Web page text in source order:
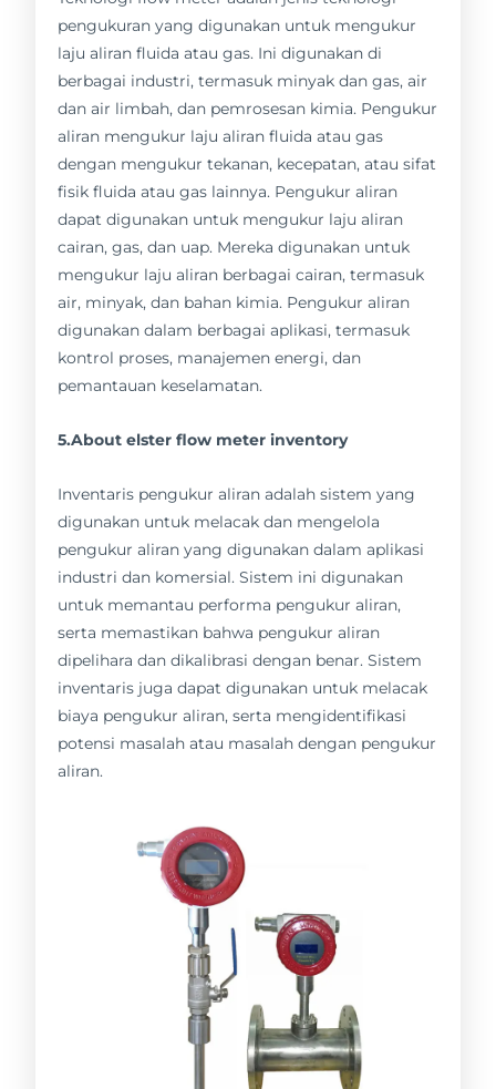
pengukuran yang digunakan untuk mengukur
laju aliran fluida atau gas. Ini digunakan di
berbagai industri, termasuk minyak dan gas, air
dan air limbah, dan pemrosesan kimia. Pengukur
aliran mengukur laju aliran fluida atau gas
dengan mengukur tekanan, kecepatan, atau sifat
fisik fluida atau gas lainnya. Pengukur aliran
dapat digunakan untuk mengukur laju aliran
cairan, gas, dan uap. Mereka digunakan untuk
mengukur laju aliran berbagai cairan, termasuk
air, minyak, dan bahan kimia. Pengukur aliran
digunakan dalam berbagai aplikasi, termasuk
kontrol proses, manajemen energi, dan
pemantauan keselamatan.
5.About elster flow meter inventory
Inventaris pengukur aliran adalah sistem yang
digunakan untuk melacak dan mengelola
pengukur aliran yang digunakan dalam aplikasi
industri dan komersial. Sistem ini digunakan
untuk memantau performa pengukur aliran,
serta memastikan bahwa pengukur aliran
dipelihara dan dikalibrasi dengan benar. Sistem
inventaris juga dapat digunakan untuk melacak
biaya pengukur aliran, serta mengidentifikasi
potensi masalah atau masalah dengan pengukur
aliran.